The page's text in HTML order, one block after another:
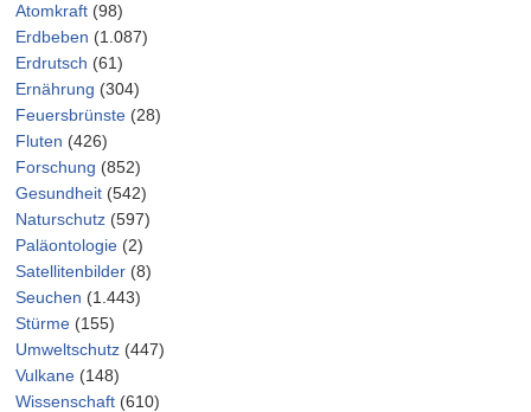
Atomkraft (98)
Erdbeben (1.087)
Erdrutsch (61)
Ernährung (304)
Feuersbrünste (28)
Fluten (426)
Forschung (852)
Gesundheit (542)
Naturschutz (597)
Paläontologie (2)
Satellitenbilder (8)
Seuchen (1.443)
Stürme (155)
Umweltschutz (447)
Vulkane (148)
Wissenschaft (610)